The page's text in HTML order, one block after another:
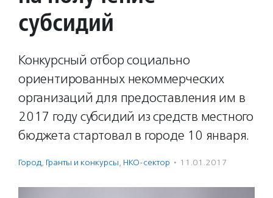
субсидий
Конкурсный отбор социально
ориентированных некоммерческих
организаций для предоставления им в
2017 году субсидий из средств местного
бюджета стартовал в городе 10 января.
Город, Гранты и конкурсы, НКО-сектор · 11.01.2017